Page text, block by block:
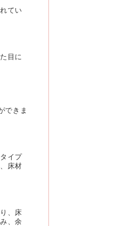
てい
目に
できま
イプ
床材
、床
、余